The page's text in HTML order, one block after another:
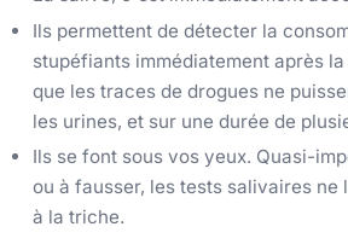
Ils permettent de détecter la
stupéfiants immédiatement après
que les traces de drogues ne
les urines, et sur une durée de
Ils se font sous vos yeux. Quasi-
ou à fausser, les tests salivaires ne
à la triche.